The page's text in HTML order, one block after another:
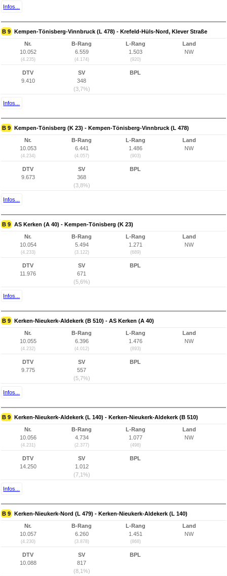
Infos...
B 9 Kempen-Tönisberg-Vinnbruck (L 478) - Krefeld-Hüls-Nord, Klever Straße
Nr.
10.052
(4.235)
B-Rang
6.559
(4.174)
L-Rang
1.503
(920)
Land
NW
DTV
9.410
SV
348
(3,7%)
BPL
Infos...
B 9 Kempen-Tönisberg (K 23) - Kempen-Tönisberg-Vinnbruck (L 478)
Nr.
10.053
(4.234)
B-Rang
6.441
(4.057)
L-Rang
1.486
(903)
Land
NW
DTV
9.673
SV
368
(3,8%)
BPL
Infos...
B 9 AS Kerken (A 40) - Kempen-Tönisberg (K 23)
Nr.
10.054
(4.233)
B-Rang
5.494
(3.122)
L-Rang
1.271
(689)
Land
NW
DTV
11.976
SV
671
(5,6%)
BPL
Infos...
B 9 Kerken-Nieukerk-Aldekerk (B 510) - AS Kerken (A 40)
Nr.
10.055
(4.232)
B-Rang
6.396
(4.012)
L-Rang
1.476
(893)
Land
NW
DTV
9.775
SV
557
(5,7%)
BPL
Infos...
B 9 Kerken-Nieukerk-Aldekerk (L 140) - Kerken-Nieukerk-Aldekerk (B 510)
Nr.
10.056
(4.231)
B-Rang
4.734
(2.377)
L-Rang
1.077
(498)
Land
NW
DTV
14.250
SV
1.012
(7,1%)
BPL
Infos...
B 9 Kerken-Nieukerk-Nord (L 479) - Kerken-Nieukerk-Aldekerk (L 140)
Nr.
10.057
(4.230)
B-Rang
6.260
(3.878)
L-Rang
1.451
(868)
Land
NW
DTV
10.088
SV
817
(8,1%)
BPL